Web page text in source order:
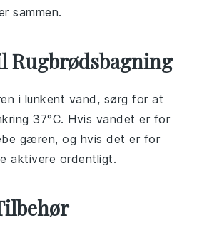
sammen.
Rugbrødsbagning
i lunkent vand , sørg for at
37°C. Hvis vandet er for
gæren, og hvis det er for
aktivere ordentligt.